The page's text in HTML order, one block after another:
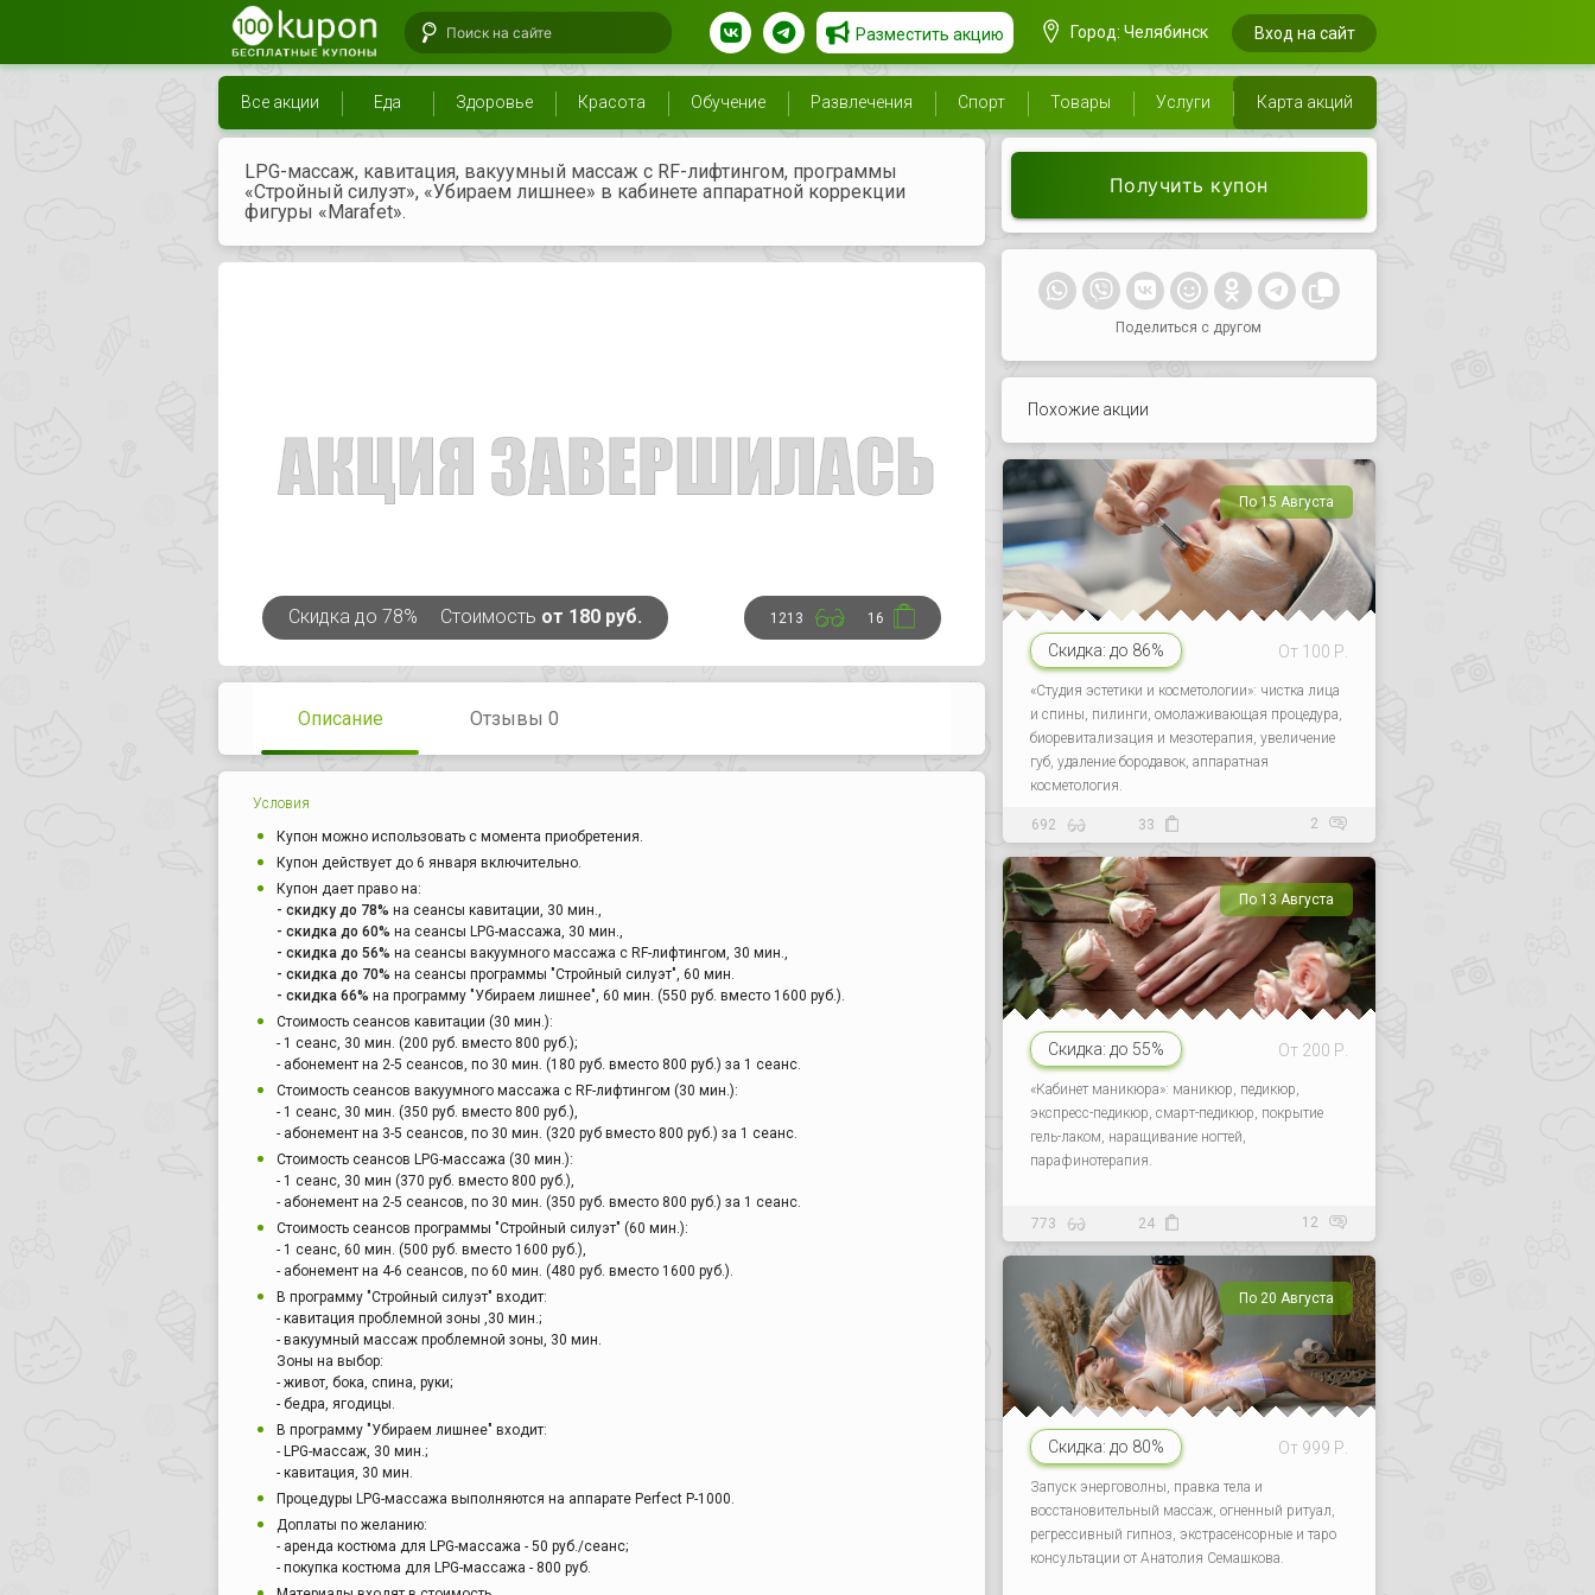
Разместить акцию Город: Челябинск Вход на сайт
Все акции Еда Здоровье Красота Обучение Развлечения Спорт Товары Услуги Карта акций
LPG-массаж, кавитация, вакуумный массаж с RF-лифтингом, программы
«Стройный силуэт», «Убираем лишнее» в кабинете аппаратной коррекции
фигуры «Marafet».
Скидка до 78% Стоимость от 180 руб. 1213 16
Описание Отзывы 0
Условия
Купон можно использовать с момента приобретения.
Купон действует до 6 января включительно.
Купон дает право на:
- скидку до 78% на сеансы кавитации, 30 мин.,
- скидка до 60% на сеансы LPG-массажа, 30 мин.,
- скидка до 56% на сеансы вакуумного массажа с RF-лифтингом, 30 мин.,
- скидка до 70% на сеансы программы "Стройный силуэт", 60 мин.
- скидка 66% на программу "Убираем лишнее", 60 мин. (550 руб. вместо 1600 руб.).
Стоимость сеансов кавитации (30 мин.):
- 1 сеанс, 30 мин. (200 руб. вместо 800 руб.);
- абонемент на 2-5 сеансов, по 30 мин. (180 руб. вместо 800 руб.) за 1 сеанс.
Стоимость сеансов вакуумного массажа с RF-лифтингом (30 мин.):
- 1 сеанс, 30 мин. (350 руб. вместо 800 руб.),
- абонемент на 3-5 сеансов, по 30 мин. (320 руб вместо 800 руб.) за 1 сеанс.
Стоимость сеансов LPG-массажа (30 мин.):
- 1 сеанс, 30 мин (370 руб. вместо 800 руб.),
- абонемент на 2-5 сеансов, по 30 мин. (350 руб. вместо 800 руб.) за 1 сеанс.
Стоимость сеансов программы "Стройный силуэт" (60 мин.):
- 1 сеанс, 60 мин. (500 руб. вместо 1600 руб.),
- абонемент на 4-6 сеансов, по 60 мин. (480 руб. вместо 1600 руб.).
В программу "Стройный силуэт" входит:
- кавитация проблемной зоны ,30 мин.;
- вакуумный массаж проблемной зоны, 30 мин.
Зоны на выбор:
- живот, бока, спина, руки;
- бедра, ягодицы.
В программу "Убираем лишнее" входит:
- LPG-массаж, 30 мин.;
- кавитация, 30 мин.
Процедуры LPG-массажа выполняются на аппарате Perfect P-1000.
Доплаты по желанию:
- аренда костюма для LPG-массажа - 50 руб./сеанс;
- покупка костюма для LPG-массажа - 800 руб.
Получить купон
Поделиться с другом
Похожие акции
По 15 Августа
Скидка: до 86% От 100 Р.
«Студия эстетики и косметологии»: чистка лица
и спины, пилинги, омолаживающая процедура,
биоревитализация и мезотерапия, увеличение
губ, удаление бородавок, аппаратная
косметология.
692 33 2
По 13 Августа
Скидка: до 55% От 200 Р.
«Кабинет маникюра»: маникюр, педикюр,
экспресс-педикюр, смарт-педикюр, покрытие
гель-лаком, наращивание ногтей,
парафинотерапия.
773 24 12
По 20 Августа
Скидка: до 80% От 999 Р.
Запуск энерговолны, правка тела и
восстановительный массаж, огненный ритуал,
регрессивный гипноз, экстрасенсорные и таро
консультации от Анатолия Семашкова.